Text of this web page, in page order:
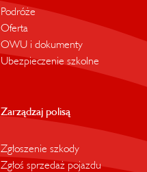
Podróże
Oferta
OWU i dokumenty
Ubezpieczenie szkolne
Zarządzaj polisą
Zgłoszenie szkody
Zgłoś sprzedaż pojazdu